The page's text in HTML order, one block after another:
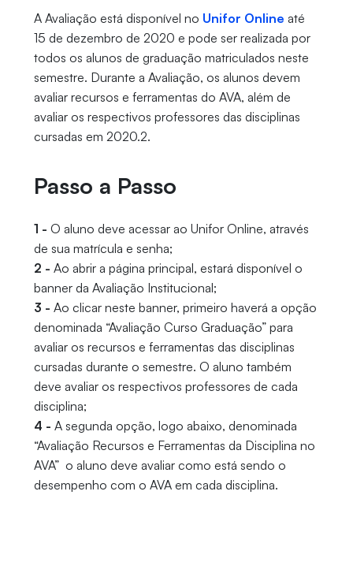
A Avaliação está disponível no Unifor Online até
15 de dezembro de 2020 e pode ser realizada por
todos os alunos de graduação matriculados neste
semestre. Durante a Avaliação, os alunos devem
avaliar recursos e ferramentas do AVA, além de
avaliar os respectivos professores das disciplinas
cursadas em 2020.2.
Passo a Passo
1 - O aluno deve acessar ao Unifor Online, através
de sua matrícula e senha;
2 - Ao abrir a página principal, estará disponível o
banner da Avaliação Institucional;
3 - Ao clicar neste banner, primeiro haverá a opção
denominada “Avaliação Curso Graduação” para
avaliar os recursos e ferramentas das disciplinas
cursadas durante o semestre. O aluno também
deve avaliar os respectivos professores de cada
disciplina;
4 - A segunda opção, logo abaixo, denominada
“Avaliação Recursos e Ferramentas da Disciplina no
AVA” o aluno deve avaliar como está sendo o
desempenho com o AVA em cada disciplina.